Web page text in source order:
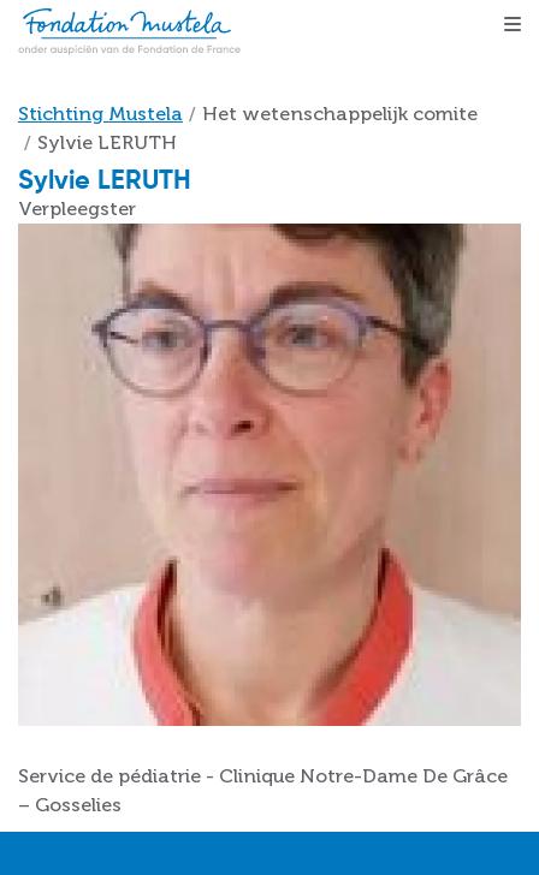
Skip to main content
Breadcrumb
Stichting Mustela
Het wetenschappelijk comite
Sylvie LERUTH
Sylvie LERUTH
Verpleegster
Service de pédiatrie - Clinique Notre-Dame De Grâce
– Gosselies